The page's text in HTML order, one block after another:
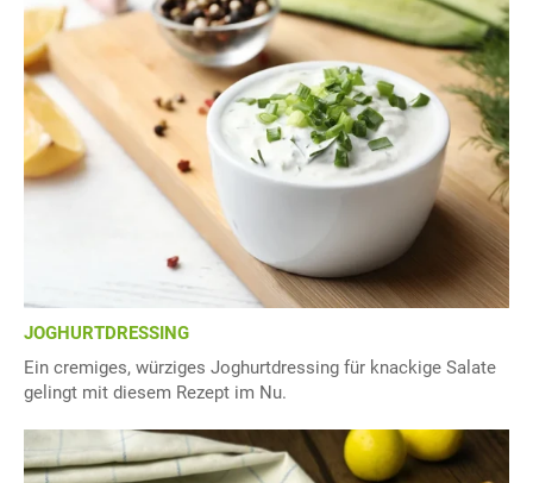
JOGHURTDRESSING
Ein cremiges, würziges Joghurtdressing für knackige Salate
gelingt mit diesem Rezept im Nu.